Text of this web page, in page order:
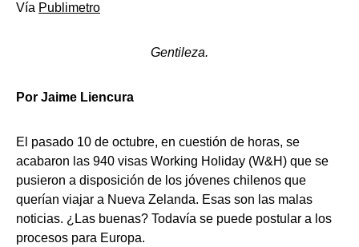
Vía Publimetro
Gentileza.
Por Jaime Liencura
El pasado 10 de octubre, en cuestión de horas, se
acabaron las 940 visas Working Holiday (W&H) que se
pusieron a disposición de los jóvenes chilenos que
querían viajar a Nueva Zelanda. Esas son las malas
noticias. ¿Las buenas? Todavía se puede postular a los
procesos para Europa.